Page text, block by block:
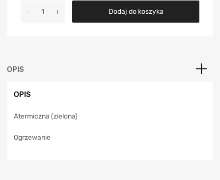
Dodaj do koszyka
a
OPIS
OPIS
Atermiczna (zielona)
Ogrzewanie